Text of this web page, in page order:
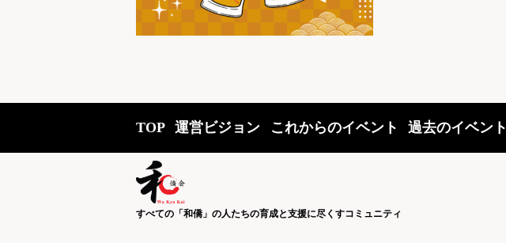
TOP 運営ビジョン これからのイベント 過去のイベント
すべての「和僑」の人たちの育成と支援に尽くすコミュニティ